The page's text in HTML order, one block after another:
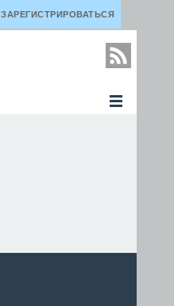
ЗАРЕГИСТРИРОВАТЬСЯ